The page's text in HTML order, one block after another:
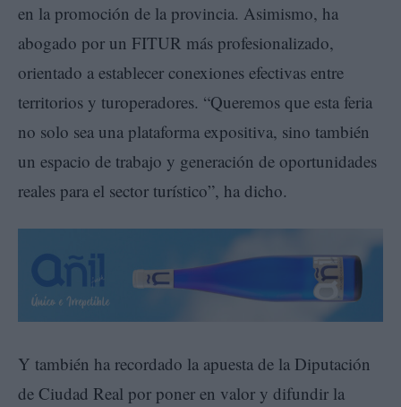
en la promoción de la provincia. Asimismo, ha
abogado por un FITUR más profesionalizado,
orientado a establecer conexiones efectivas entre
territorios y turoperadores. “Queremos que esta feria
no solo sea una plataforma expositiva, sino también
un espacio de trabajo y generación de oportunidades
reales para el sector turístico”, ha dicho.
Y también ha recordado la apuesta de la Diputación
de Ciudad Real por poner en valor y difundir la